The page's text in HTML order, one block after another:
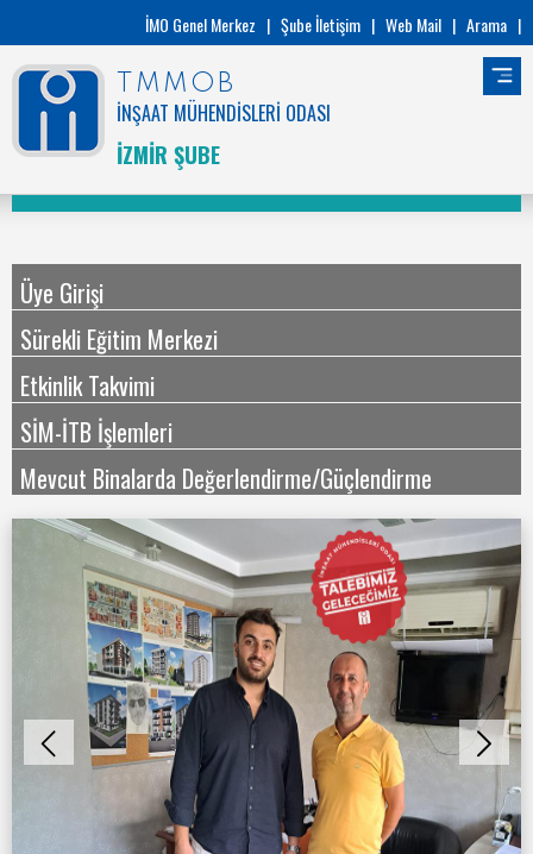
İMO Genel Merkez | Şube İletişim | Web Mail | Arama |
TMMOB
İNŞAAT MÜHENDİSLERİ ODASI
İZMİR ŞUBE
Üye Girişi
Sürekli Eğitim Merkezi
Etkinlik Takvimi
SİM-İTB İşlemleri
Mevcut Binalarda Değerlendirme/Güçlendirme